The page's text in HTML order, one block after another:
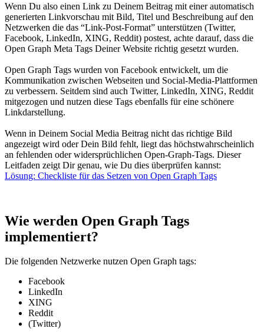
Wenn Du also einen Link zu Deinem Beitrag mit einer automatisch
generierten Linkvorschau mit Bild, Titel und Beschreibung auf den
Netzwerken die das “Link-Post-Format” unterstützen (Twitter,
Facebook, LinkedIn, XING, Reddit) postest, achte darauf, dass die
Open Graph Meta Tags Deiner Website richtig gesetzt wurden.
Open Graph Tags wurden von Facebook entwickelt, um die
Kommunikation zwischen Webseiten und Social-Media-Plattformen
zu verbessern. Seitdem sind auch Twitter, LinkedIn, XING, Reddit
mitgezogen und nutzen diese Tags ebenfalls für eine schönere
Linkdarstellung.
Wenn in Deinem Social Media Beitrag nicht das richtige Bild
angezeigt wird oder Dein Bild fehlt, liegt das höchstwahrscheinlich
an fehlenden oder widersprüchlichen Open-Graph-Tags. Dieser
Leitfaden zeigt Dir genau, wie Du dies überprüfen kannst:
Lösung: Checkliste für das Setzen von Open Graph Tags
Wie werden Open Graph Tags
implementiert?
Die folgenden Netzwerke nutzen Open Graph tags:
Facebook
LinkedIn
XING
Reddit
(Twitter)